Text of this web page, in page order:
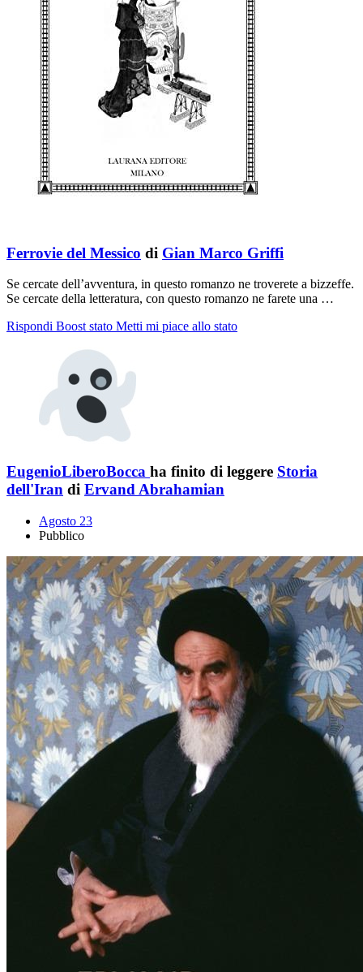
Ferrovie del Messico di Gian Marco Griffi
Se cercate dell’avventura, in questo romanzo ne troverete a bizzeffe.
Se cercate della letteratura, con questo romanzo ne farete una …
Rispondi Boost stato Metti mi piace allo stato
EugenioLiberoBocca ha finito di leggere Storia
dell'Iran di Ervand Abrahamian
Agosto 23
Pubblico